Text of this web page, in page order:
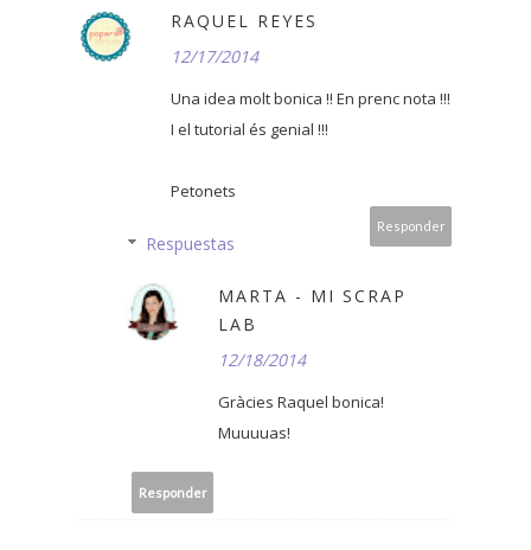
RAQUEL REYES
12/17/2014
Una idea molt bonica !! En prenc nota !!!
I el tutorial és genial !!!
Petonets
Responder
Respuestas
MARTA - MI SCRAP
LAB
12/18/2014
Gràcies Raquel bonica!
Muuuuas!
Responder